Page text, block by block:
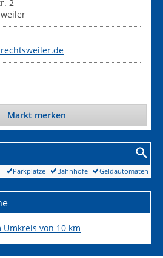
2
Markt merken
Geldautomaten
Bahnhöfe
Parkplätze
von 10 km